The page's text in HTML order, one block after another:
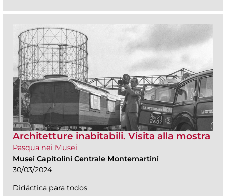
Architetture inabitabili. Visita alla mostra
Pasqua nei Musei
Musei Capitolini Centrale Montemartini
30/03/2024
Didáctica para todos